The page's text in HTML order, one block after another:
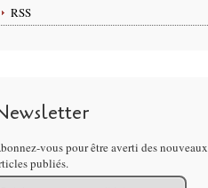
RSS
vous pour être averti des nouveaux
publiés.